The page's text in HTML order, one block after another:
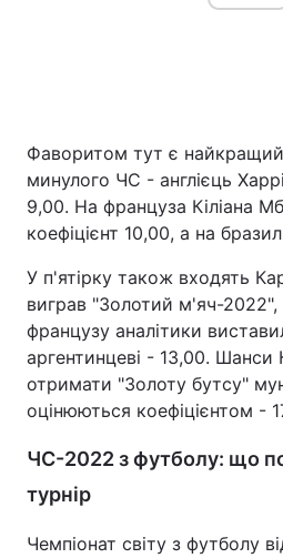
Фаворитом тут є
минулого ЧС - англієць
9,00. На француза Кіліана
коефіцієнт 10,00, а на
У п'ятірку також входять
виграв "Золотий м'яч-2022",
французу аналітики
аргентинцеві - 13,00. Шанси
отримати "Золоту бутсу"
оцінюються коефіцієнтом -
ЧС-2022 з футболу: що
турнір
Чемпіонат світу з футболу